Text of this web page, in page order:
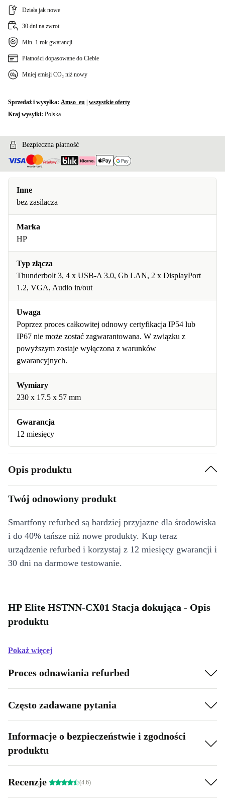
Działa jak nowe
30 dni na zwrot
Min. 1 rok gwarancji
Płatności dopasowane do Ciebie
Mniej emisji CO₂ niż nowy
Sprzedaż i wysyłka: Amso_eu wszystkie oferty
Kraj wysyłki: Polska
Bezpieczna płatność
Inne
bez zasilacza
Marka
HP
Typ złącza
Thunderbolt 3, 4 x USB-A 3.0, Gb LAN, 2 x DisplayPort
1.2, VGA, Audio in/out
Uwaga
Poprzez proces całkowitej odnowy certyfikacja IP54 lub
IP67 nie może zostać zagwarantowana. W związku z
powyższym zostaje wyłączona z warunków
gwarancyjnych.
Wymiary
230 x 17.5 x 57 mm
Gwarancja
12 miesięcy
Opis produktu
Twój odnowiony produkt
Smartfony refurbed są bardziej przyjazne dla środowiska
i do 40% tańsze niż nowe produkty. Kup teraz
urządzenie refurbed i korzystaj z 12 miesięcy gwarancji i
30 dni na darmowe testowanie.
HP Elite HSTNN-CX01 Stacja dokująca - Opis
produktu
Pokaż więcej
Proces odnawiania refurbed
Często zadawane pytania
Informacje o bezpieczeństwie i zgodności
produktu
Recenzje (4.6)